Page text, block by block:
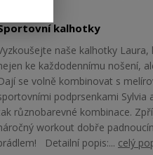
kalhotky
naše kalhotky Laura,
ke každodennímu nošení,
se volně kombinovat s
podprsenkami Sylvia
různobarevné kombinace.
workout dobře
Detailní popis:... celý